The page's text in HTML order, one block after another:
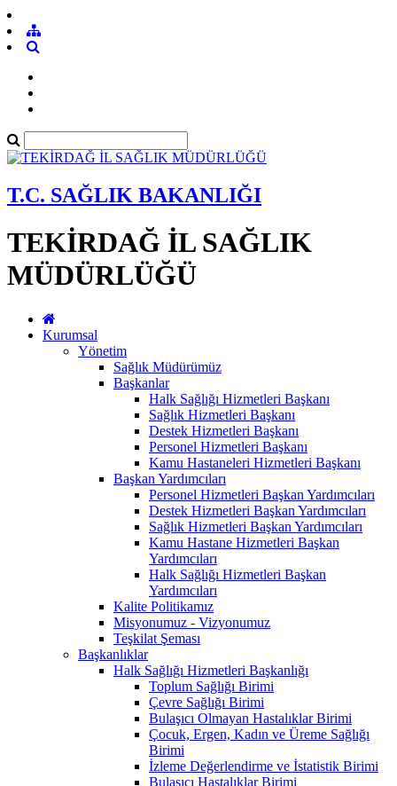
T.C. SAĞLIK BAKANLIĞI
TEKİRDAĞ İL SAĞLIK
MÜDÜRLÜĞÜ
Kurumsal
Yönetim
Sağlık Müdürümüz
Başkanlar
Halk Sağlığı Hizmetleri Başkanı
Sağlık Hizmetleri Başkanı
Destek Hizmetleri Başkanı
Personel Hizmetleri Başkanı
Kamu Hastaneleri Hizmetleri Başkanı
Başkan Yardımcıları
Personel Hizmetleri Başkan Yardımcıları
Destek Hizmetleri Başkan Yardımcıları
Sağlık Hizmetleri Başkan Yardımcıları
Kamu Hastane Hizmetleri Başkan
Yardımcıları
Halk Sağlığı Hizmetleri Başkan
Yardımcıları
Kalite Politikamız
Misyonumuz - Vizyonumuz
Teşkilat Şeması
Başkanlıklar
Halk Sağlığı Hizmetleri Başkanlığı
Toplum Sağlığı Birimi
Çevre Sağlığı Birimi
Bulaşıcı Olmayan Hastalıklar Birimi
Çocuk, Ergen, Kadın ve Üreme Sağlığı
Birimi
İzleme Değerlendirme ve İstatistik Birimi
Bulaşıcı Hastalıklar Birimi